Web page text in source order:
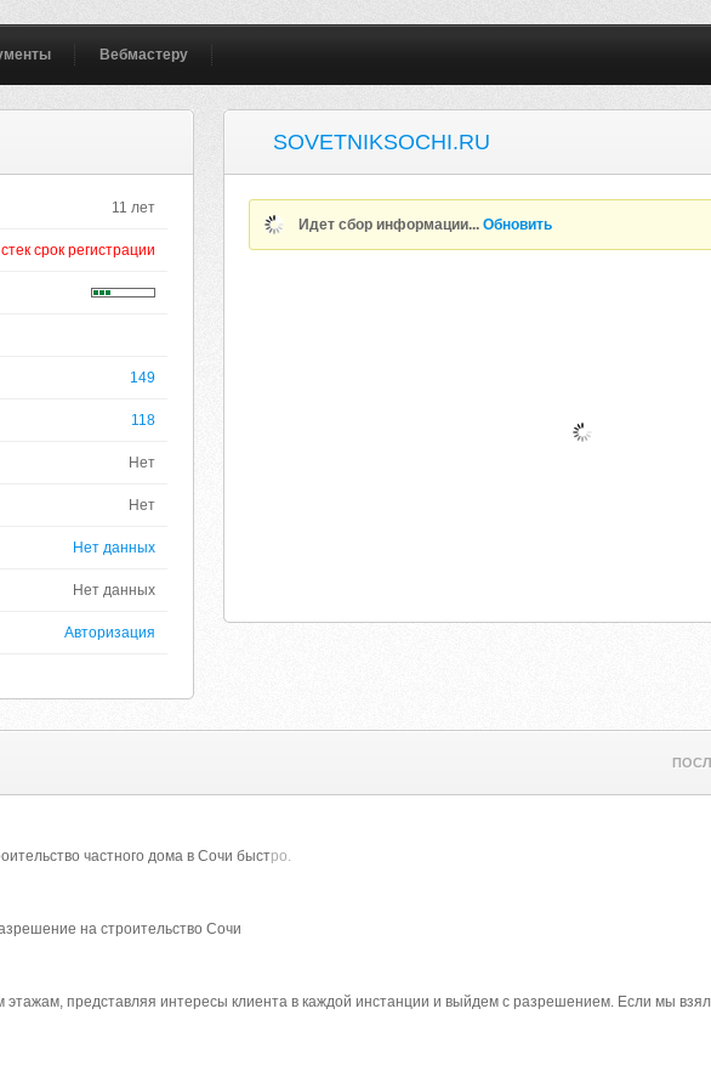
Вебмастеру
11 лет
срок регистрации
149
118
Нет
Нет
Нет данных
Нет данных
Авторизация
SOVETNIKSOCHI.RU
Идет сбор информации...Обновить
частного дома в Сочи быстро.
на строительство Сочи
представляя интересы клиента в каждой инстанции и выйдем с разрешением. Если мы